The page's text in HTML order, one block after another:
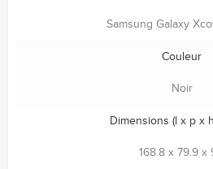
Samsung Galaxy
Couleur
Noir
Dimensions (l x p x
168.8 x 79.9 x